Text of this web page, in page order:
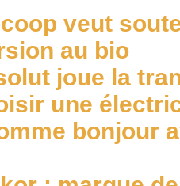
veut
au bio
joue la
une
bonjour